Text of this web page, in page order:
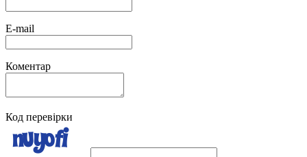
E-mail
Коментар
Код перевірки